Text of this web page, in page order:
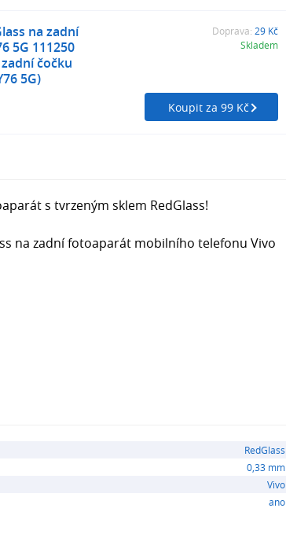
na zadní
5G 111250
čočku
5G)
Doprava: 29 Kč
Skladem
Koupit za 99 Kč
s tvrzeným sklem RedGlass!
na zadní fotoaparát mobilního telefonu Vivo
RedGlass
0,33 mm
Vivo
ano